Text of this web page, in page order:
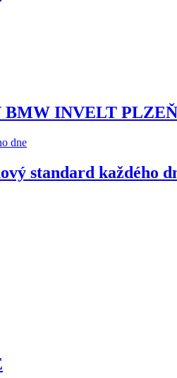
BMW INVELT PLZEŇ
standard každého